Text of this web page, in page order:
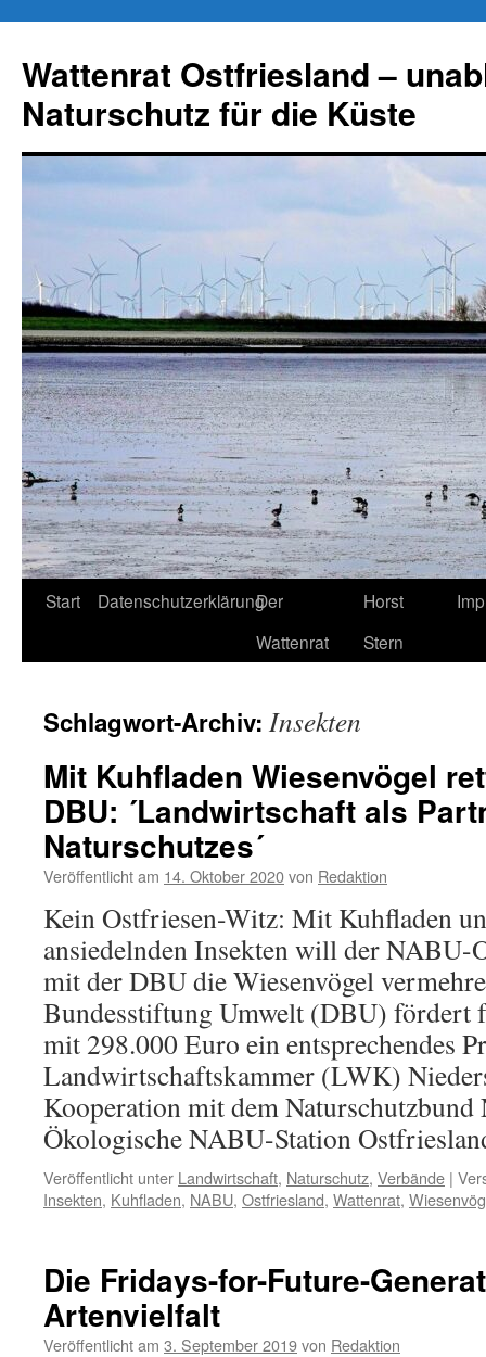
springen
Wattenrat Ostfriesland –
Naturschutz für die Küste
Start DatenschutzerklärungDer
Wattenrat
Horst
Stern
Schlagwort-Archiv: Insekten
Mit Kuhfladen Wiesenvögel
DBU: ´Landwirtschaft als
Naturschutzes´
Veröffentlicht am 14. Oktober 2020von Redaktion
Kein Ostfriesen-Witz: Mit Kuhfladen
ansiedelnden Insekten will der NABU-
mit der DBU die Wiesenvögel
Bundesstiftung Umwelt (DBU) fördert
mit 298.000 Euro ein entsprechendes
Landwirtschaftskammer (LWK)
Kooperation mit dem Naturschutzbund
Ökologische NABU-Station
Veröffentlicht unter Landwirtschaft, Naturschutz, Verbände |
Insekten, Kuhfladen, NABU, Ostfriesland, Wattenrat,
Die Fridays-for-Future-
Artenvielfalt
Veröffentlicht am 3. September 2019von Redaktion